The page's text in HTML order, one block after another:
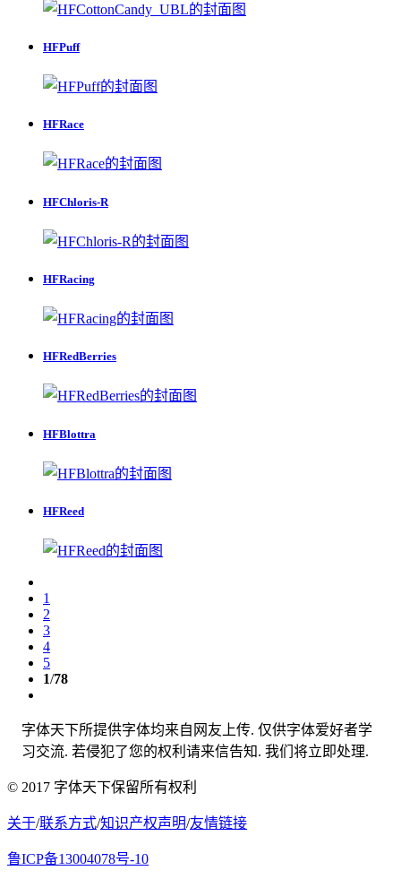
HFPuff
HFRace
HFChloris-R
HFRacing
HFRedBerries
HFBlottra
HFReed
1
2
3
4
5
1/78
字体天下所提供字体均来自网友上传. 仅供字体爱好者学
习交流. 若侵犯了您的权利请来信告知. 我们将立即处理.
© 2017 字体天下保留所有权利
关于/联系方式/知识产权声明/友情链接
鲁ICP备13004078号-10